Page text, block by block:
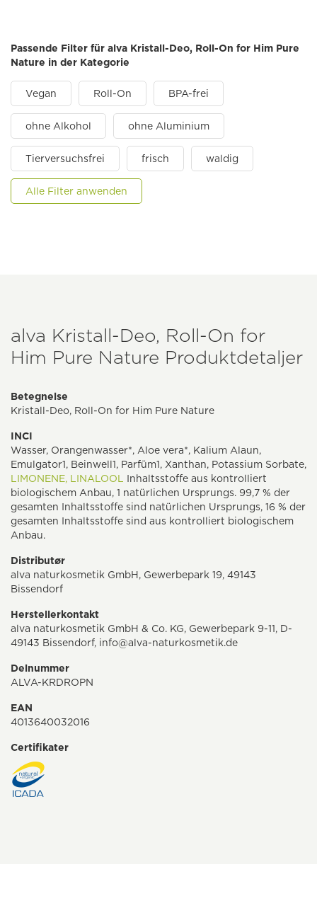
Passende Filter für alva Kristall-Deo, Roll-On for Him Pure
Nature in der Kategorie
Vegan Roll-On BPA-frei
ohne Alkohol ohne Aluminium
Tierversuchsfrei frisch waldig
Alle Filter anwenden
alva Kristall-Deo, Roll-On for
Him Pure Nature Produktdetaljer
Betegnelse
Kristall-Deo, Roll-On for Him Pure Nature
INCI
Wasser, Orangenwasser*, Aloe vera*, Kalium Alaun,
Emulgator1, Beinwell1, Parfüm1, Xanthan, Potassium Sorbate,
LIMONENE, LINALOOL Inhaltsstoffe aus kontrolliert
biologischem Anbau, 1 natürlichen Ursprungs. 99,7 % der
gesamten Inhaltsstoffe sind natürlichen Ursprungs, 16 % der
gesamten Inhaltsstoffe sind aus kontrolliert biologischem
Anbau.
Distributør
alva naturkosmetik GmbH, Gewerbepark 19, 49143
Bissendorf
Herstellerkontakt
alva naturkosmetik GmbH & Co. KG, Gewerbepark 9-11, D-
49143 Bissendorf, info@alva-naturkosmetik.de
Delnummer
ALVA-KRDROPN
EAN
4013640032016
Certifikater